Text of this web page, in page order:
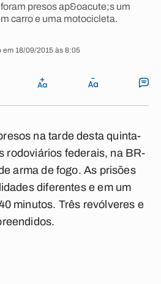
presos ap&oacute;s um
carro e uma motocicleta.
em 18/09/2015 às 8:05
na tarde desta quinta-
rodoviários federais, na BR-
arma de fogo. As prisões
diferentes e em um
minutos. Três revólveres e